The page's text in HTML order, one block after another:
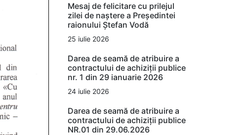
Mesaj de felicitare cu prilejul
zilei de naștere a Președintei
raionului Ștefan Vodă
25 iulie 2026
Darea de seamă de atribuire a
contractului de achiziții publice
nr. 1 din 29 ianuarie 2026
24 iulie 2026
Darea de seamă de atribuire a
contractului de achiziții publice
NR.01 din 29.06.2026